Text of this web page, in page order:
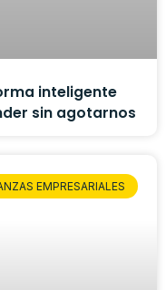
inteligente
sin agotarnos
EMPRESARIALES